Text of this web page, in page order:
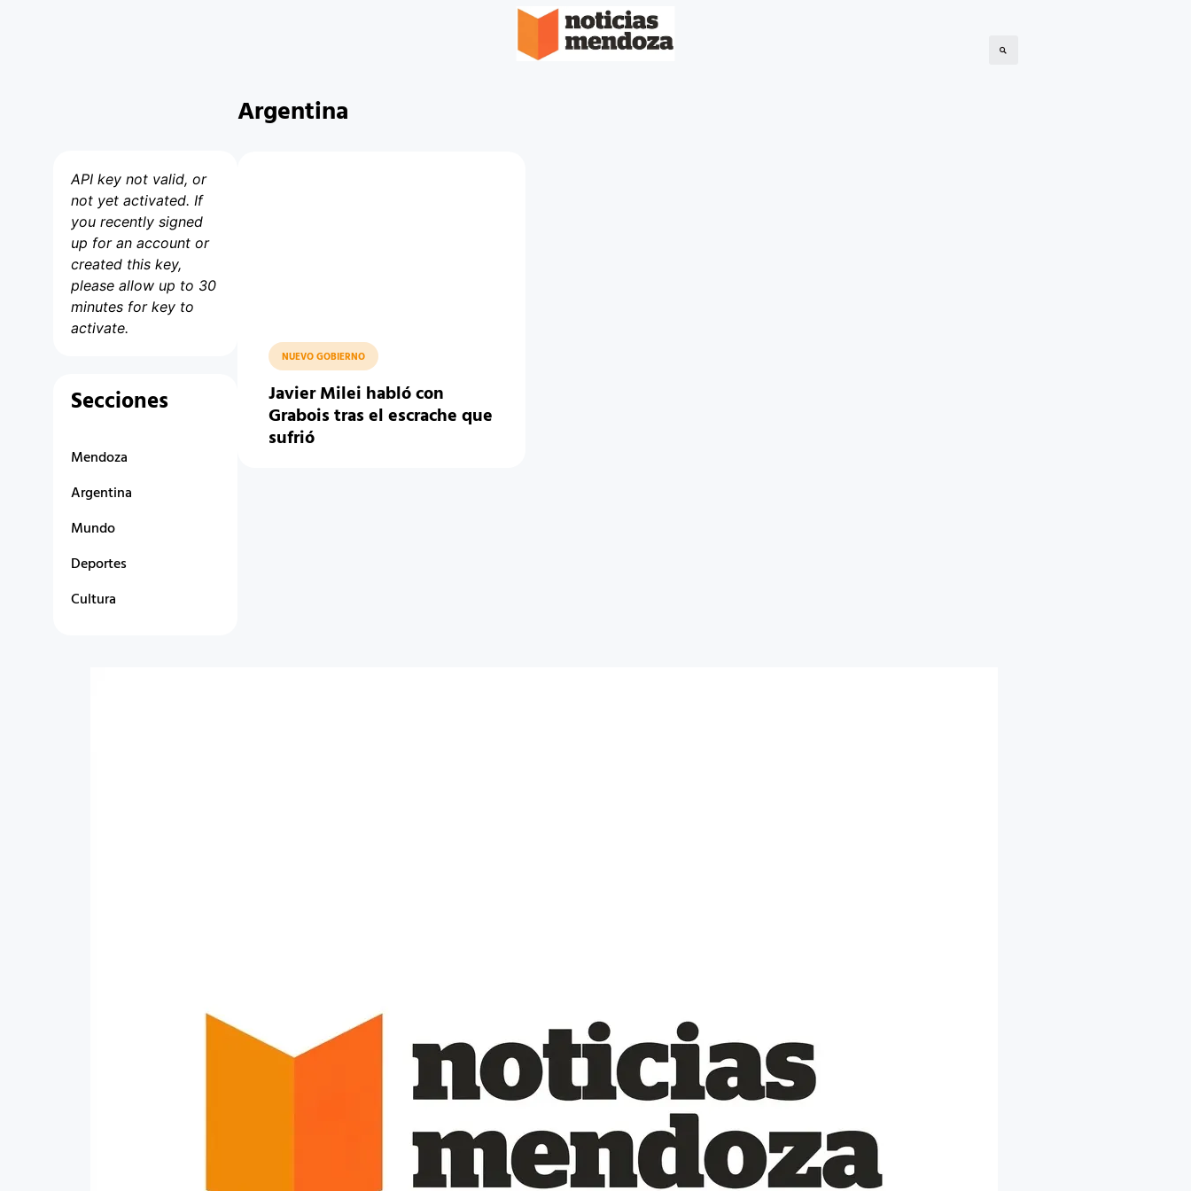
API key not valid, or
not yet activated. If
you recently signed
up for an account or
created this key,
please allow up to 30
minutes for key to
activate.
Secciones
Mendoza
Argentina
Mundo
Deportes
Cultura
Argentina
NUEVO GOBIERNO
Javier Milei habló con
Grabois tras el escrache que
sufrió